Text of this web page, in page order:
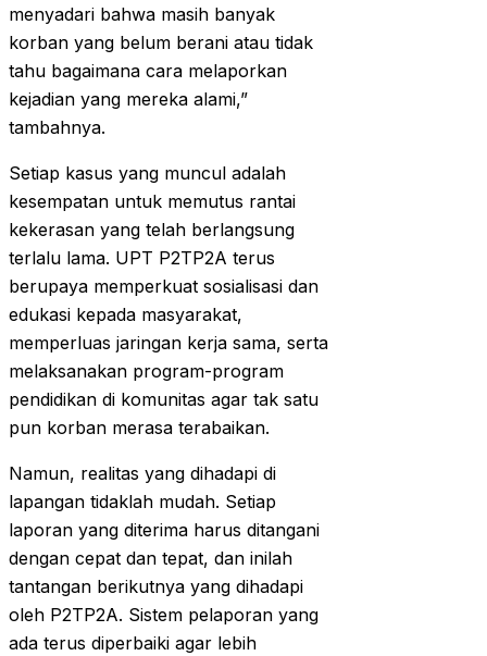
menyadari bahwa masih banyak
korban yang belum berani atau tidak
tahu bagaimana cara melaporkan
kejadian yang mereka alami,”
tambahnya.
Setiap kasus yang muncul adalah
kesempatan untuk memutus rantai
kekerasan yang telah berlangsung
terlalu lama. UPT P2TP2A terus
berupaya memperkuat sosialisasi dan
edukasi kepada masyarakat,
memperluas jaringan kerja sama, serta
melaksanakan program-program
pendidikan di komunitas agar tak satu
pun korban merasa terabaikan.
Namun, realitas yang dihadapi di
lapangan tidaklah mudah. Setiap
laporan yang diterima harus ditangani
dengan cepat dan tepat, dan inilah
tantangan berikutnya yang dihadapi
oleh P2TP2A. Sistem pelaporan yang
ada terus diperbaiki agar lebih